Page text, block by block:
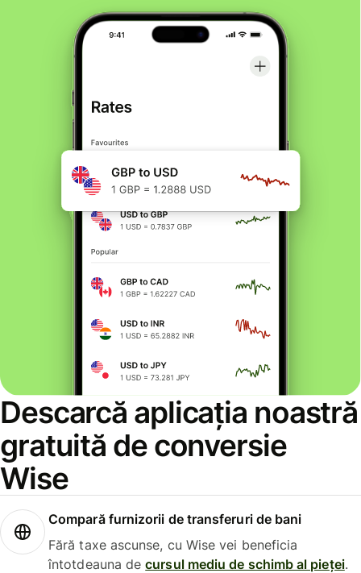
Descarcă aplicația noastră
gratuită de conversie
Wise
Compară furnizorii de transferuri de bani
Fără taxe ascunse, cu Wise vei beneficia
întotdeauna decursul mediu de schimb al pieței.